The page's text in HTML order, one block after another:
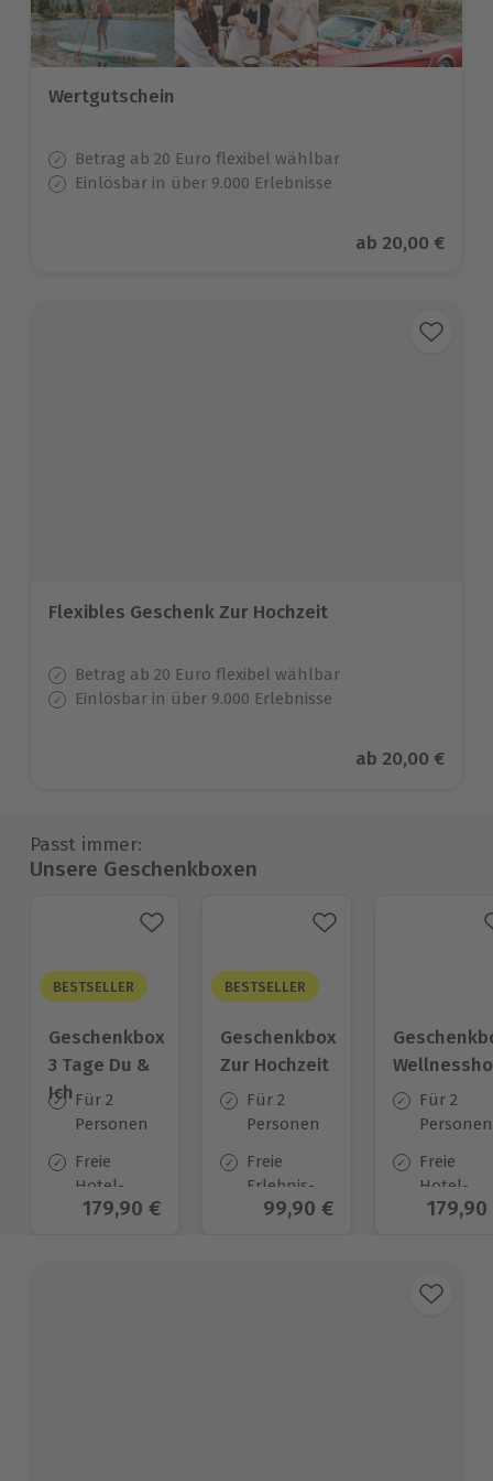
Wertgutschein
Betrag ab 20 Euro flexibel wählbar
Einlösbar in über 9.000 Erlebnisse
Aktueller Preis
ab 20,00 €
Flexibles Geschenk Zur Hochzeit
Betrag ab 20 Euro flexibel wählbar
Einlösbar in über 9.000 Erlebnisse
Aktueller Preis
ab 20,00 €
Passt immer:
Unsere Geschenkboxen
BESTSELLER
Geschenkbox
3 Tage Du &
Ich Für 2
Personen
Freie
Hotel-
Auswahl
Aktueller Preis
179,90 €
BESTSELLER
Geschenkbox
Zur Hochzeit
Für 2
Personen
Freie
Erlebnis-
Auswahl
Aktueller Preis
99,90 €
Für 2
Personen
Freie
Hotel-
Auswahl
179,90